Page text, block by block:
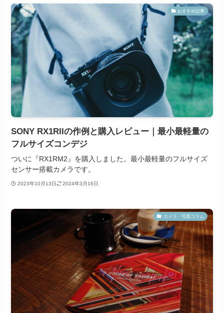
おすすめ記事
SONY RX1RIIの作例と購入レビュー｜最小最軽量の
フルサイズコンデジ
ついに『RX1RM2』を購入しました。最小最軽量のフルサイズ
センサー搭載カメラです。
2023年10月13日 2024年3月16日
カメラ・写真コラム